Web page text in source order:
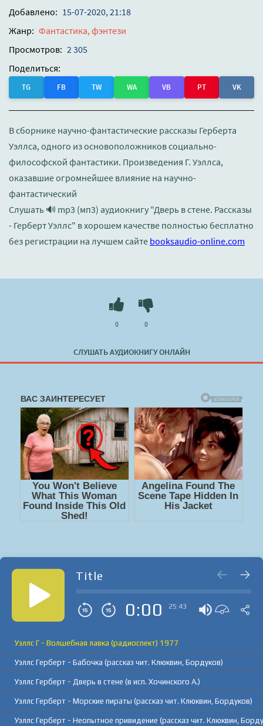
Добавлено: 15-07-2020, 21:18
Жанр: Фантастика, фэнтези
Просмотров: 2 305
Поделиться:
TG FB TW WA VB PT VK
В сборнике научно-фантастические рассказы Герберта
Уэллса, одного из основоположников социально-
философской фантастики. Произведения Г. Уэллса,
оказавшие огромнейшее влияние на научно-
фантастический
Слушать 🔊 mp3 (мп3) аудиокнигу "Дверь в стене. Рассказы
- Герберт Уэллс" в хорошем качестве полностью бесплатно
без регистрации на лучшем сайте booksaudio-online.com
СЛУШАТЬ АУДИОКНИГУ ОНЛАЙН
0 0
Title
0:00 25:43
Уэллс Г - Волшебная лавка (радиоспект) 1977
Уэллс Герберт - Бабочка (рассказ чит. Клюквин, Бордуков)
Уэллс Герберт - Дверь в стене (в исп. Хочинского А.)
Уэллс Герберт - Морские пираты (рассказ чит. Клюквин, Бордуков)
Уэллс Герберт - Неопытное привидение (рассказ чит. Клюквин,